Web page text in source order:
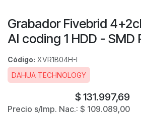
Grabador Fivebrid
AI coding 1 HDD - SMD
Código: XVR1B04H-I
DAHUA TECHNOLOGY
$ 131.997,69
Precio s/Imp. Nac.: $ 109.089,00